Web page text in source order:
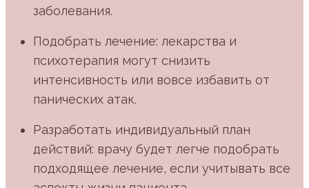
заболевания.
Подобрать лечение: лекарства и
психотерапия могут снизить
интенсивность или вовсе избавить от
панических атак.
Разработать индивидуальный план
действий: врачу будет легче подобрать
подходящее лечение, если учитывать все